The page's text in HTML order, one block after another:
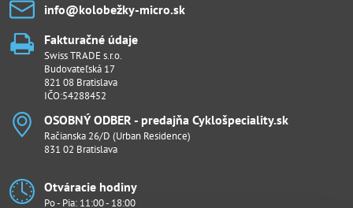
info​@kolobežky-micro​.sk
Fakturačné údaje
Swiss TRADE s.r.o.
Budovateľská 17
821 08 Bratislava
IČO:54288452
OSOBNÝ ODBER - predajňa Cyklošpeciality​.sk
Račianska 26/D (Urban Residence)
831 02 Bratislava
Otváracie hodiny
Po - Pia: 11:00 - 18:00